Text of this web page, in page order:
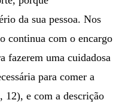
da sua pessoa. Nos
continua com o encargo
fazerem uma cuidadosa
para comer a
e com a descrição